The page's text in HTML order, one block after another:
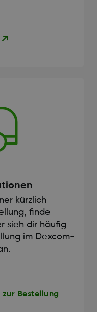
kürzlich
finde
sieh dir häufig
im Dexcom-
Bestellung